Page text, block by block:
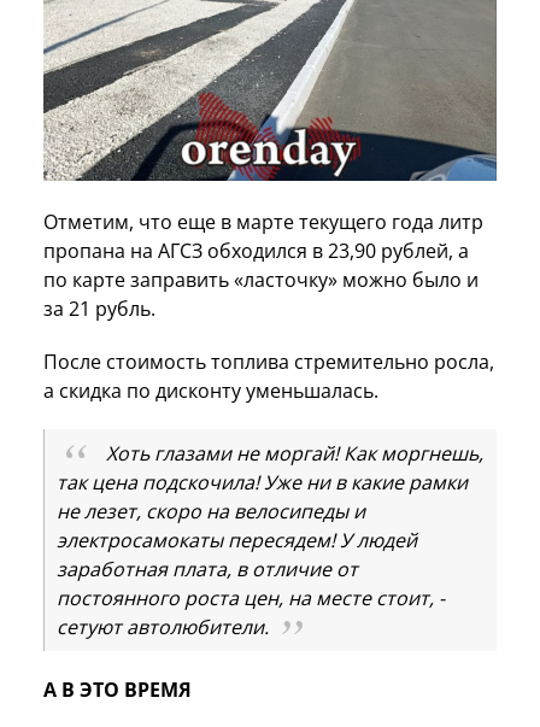
Отметим, что еще в марте текущего года литр
пропана на АГСЗ обходился в 23,90 рублей, а
по карте заправить «ласточку» можно было и
за 21 рубль.
После стоимость топлива стремительно росла,
а скидка по дисконту уменьшалась.
Хоть глазами не моргай! Как моргнешь,
так цена подскочила! Уже ни в какие рамки
не лезет, скоро на велосипеды и
электросамокаты пересядем! У людей
заработная плата, в отличие от
постоянного роста цен, на месте стоит, -
сетуют автолюбители.
А В ЭТО ВРЕМЯ